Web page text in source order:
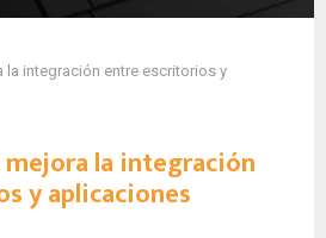
la integración entre escritorios y
mejora la integración
y aplicaciones